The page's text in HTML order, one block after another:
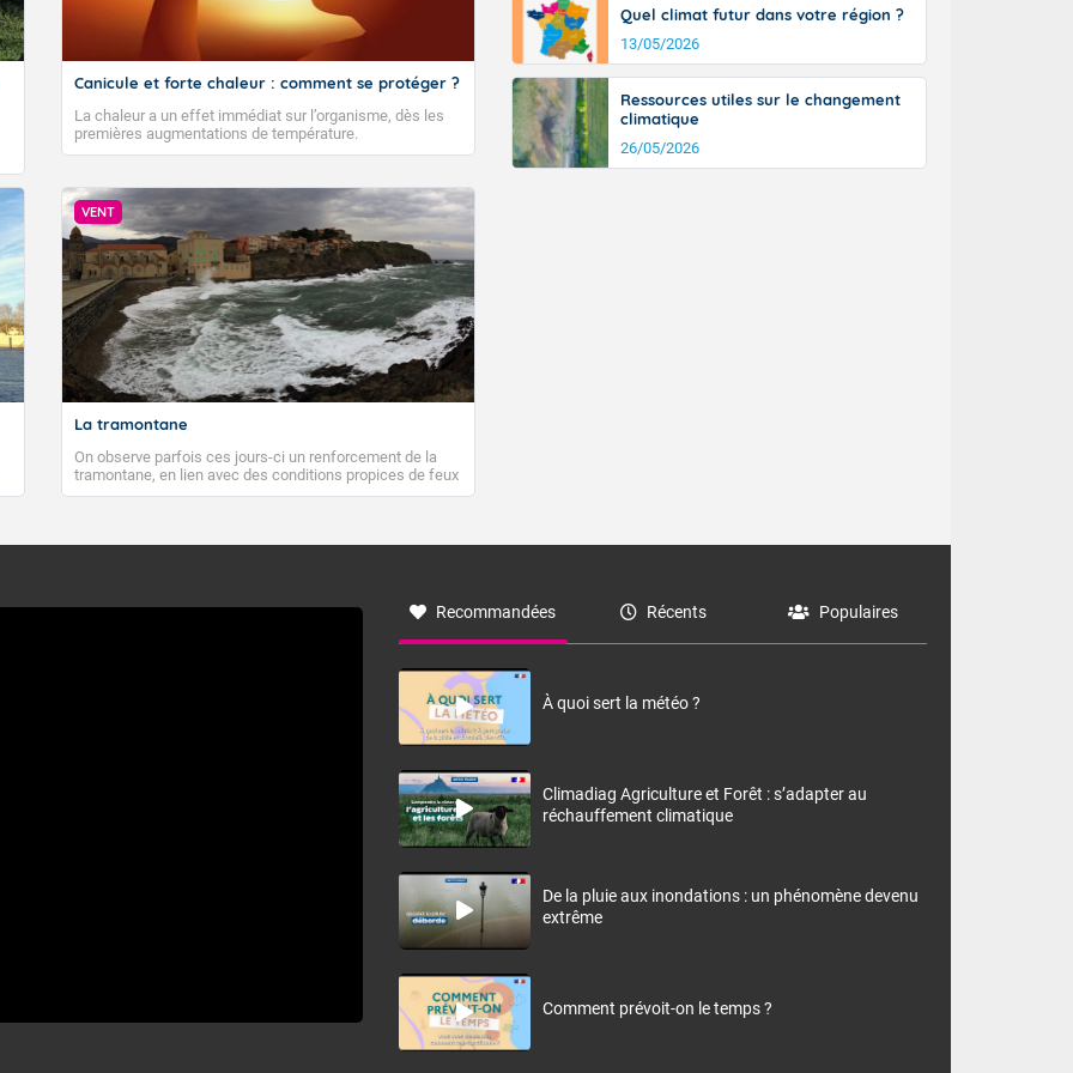
Canicule et forte chaleur : comment se protéger ?
La chaleur a un effet immédiat sur l’organisme, dès les
premières augmentations de température.
VENT
La tramontane
On observe parfois ces jours-ci un renforcement de la
tramontane, en lien avec des conditions propices de feux
de forêt. Mais qu'est-ce que la tramontane ? Quelles sont
à nord-ouest, dans un secteur qui part du Roussillon à la
monts, en allusion aux régions montagneuses d’où
Quel climat futur dans votre région ?
13/05/2026
Ressources utiles sur le changement
climatique
26/05/2026
Recommandées Récents Populaires
À quoi sert la météo ?
Climadiag Agriculture et Forêt : s’adapter au
réchauffement climatique
De la pluie aux inondations : un phénomène devenu
extrême
Comment prévoit-on le temps ?